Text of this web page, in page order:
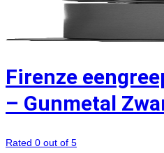
Firenze
– Gunmetal
Rated 0 out of 5